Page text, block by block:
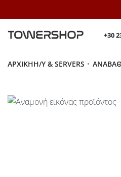
+30
ΑΡΧΙΚΉH/Y & SERVERS